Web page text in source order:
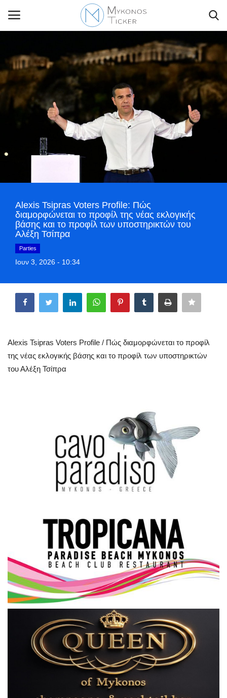
Contact Us
Politique
World
Style Adorés
Greece
Entertainment
Mykonos
Mykonos Ticker TV
Sport
Σεβασμιώτατος Δωρόθεος Β’
Cost Of Living Crisis
Opinion + Analysis
L’Art des Sens
Local Elections 2023
Alexis Tsipras Voters Profile: Πώς
διαμορφώνεται το προφίλ της νέας εκλογικής
βάσης και το προφίλ των υποστηρικτών του
Αλέξη Τσίπρα
Parties
Ιουν 3, 2026 - 10:34
Alexis Tsipras Voters Profile / Πώς διαμορφώνεται το προφίλ
της νέας εκλογικής βάσης και το προφίλ των υποστηρικτών
του Αλέξη Τσίπρα